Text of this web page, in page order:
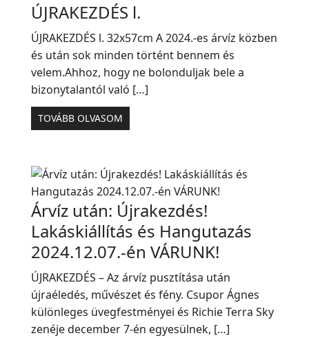
ÚJRAKEZDÉS l.
ÚJRAKEZDÉS l. 32x57cm A 2024.-es árvíz közben
és után sok minden történt bennem és
velem.Ahhoz, hogy ne bolonduljak bele a
bizonytalantól való […]
TOVÁBB OLVASOM
Árvíz után: Újrakezdés!
Lakáskiállítás és Hangutazás
2024.12.07.-én VÁRUNK!
ÚJRAKEZDÉS – Az árvíz pusztítása után
újraéledés, művészet és fény. Csupor Ágnes
különleges üvegfestményei és Richie Terra Sky
zenéje december 7-én egyesülnek, […]